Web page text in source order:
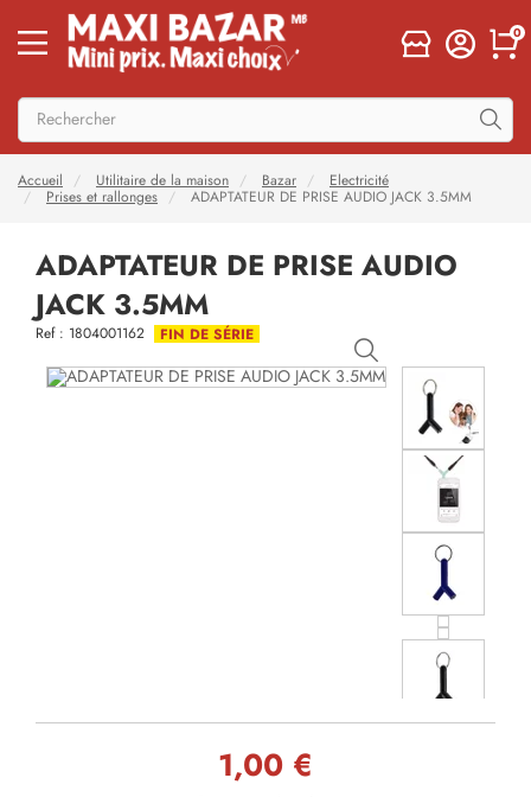
0
Accueil Utilitaire de la maison Bazar
Electricité
Prises et rallonges
ADAPTATEUR DE PRISE AUDIO JACK 3.5MM
ADAPTATEUR DE PRISE AUDIO
JACK 3.5MM
Ref : 1804001162 FIN DE SÉRIE
1,00 €